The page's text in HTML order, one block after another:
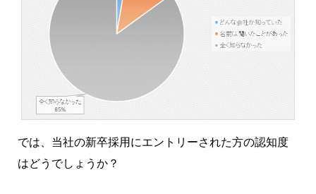
では、当社の新卒採用にエントリーされた方の認知度
はどうでしょうか？